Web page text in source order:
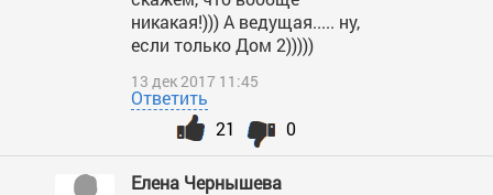
никакая!))) А ведущая..... ну,
если только Дом 2)))))
13 дек 2017 11:45
Ответить
0
21
Елена Чернышева